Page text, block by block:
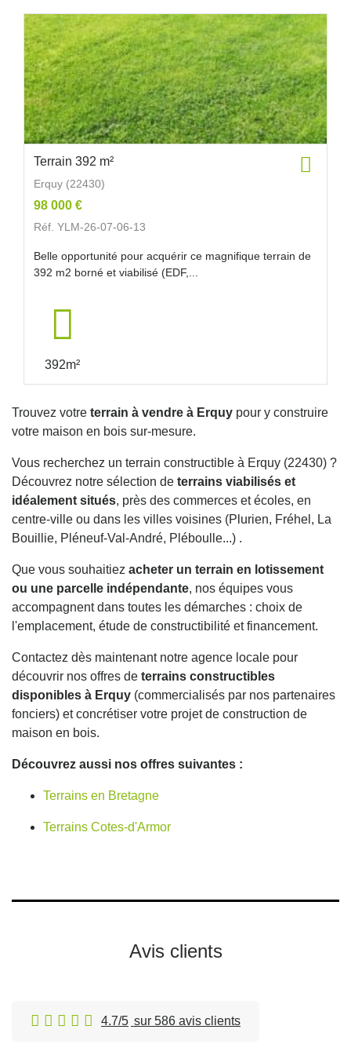
Terrain 392 m²
Erquy (22430)
98 000 €
Réf. YLM-26-07-06-13
Belle opportunité pour acquérir ce magnifique terrain de
392 m2 borné et viabilisé (EDF,...
392m²
Trouvez votre terrain à vendre à Erquy pour y construire
votre maison en bois sur-mesure.
Vous recherchez un terrain constructible à Erquy (22430) ?
Découvrez notre sélection de terrains viabilisés et
idéalement situés, près des commerces et écoles, en
centre-ville ou dans les villes voisines (Plurien, Fréhel, La
Bouillie, Pléneuf-Val-André, Pléboulle...) .
Que vous souhaitiez acheter un terrain en lotissement
ou une parcelle indépendante, nos équipes vous
accompagnent dans toutes les démarches : choix de
l'emplacement, étude de constructibilité et financement.
Contactez dès maintenant notre agence locale pour
découvrir nos offres de terrains constructibles
disponibles à Erquy (commercialisés par nos partenaires
fonciers) et concrétiser votre projet de construction de
maison en bois.
Découvrez aussi nos offres suivantes :
Terrains en Bretagne
Terrains Cotes-d'Armor
Avis clients
4.7/5 sur 586 avis clients